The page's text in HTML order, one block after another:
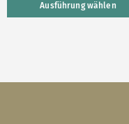
Ausführung wählen